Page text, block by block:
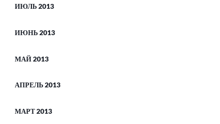
ИЮЛЬ 2013
ИЮНЬ 2013
МАЙ 2013
АПРЕЛЬ 2013
МАРТ 2013